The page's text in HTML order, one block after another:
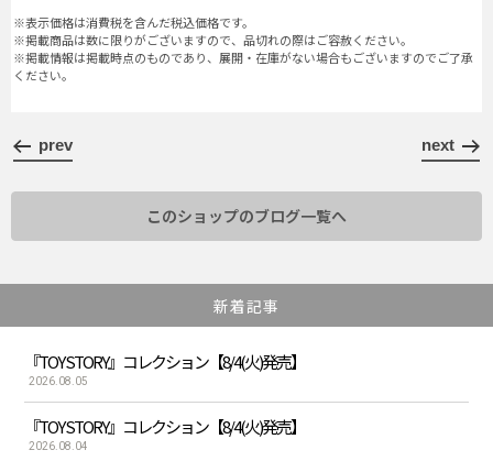
※表示価格は消費税を含んだ税込価格です。
※掲載商品は数に限りがございますので、品切れの際はご容赦ください。
※掲載情報は掲載時点のものであり、展開・在庫がない場合もございますのでご了承
ください。
prev next
このショップのブログ一覧へ
新着記事
『TOY STORY』コレクション【8/4(火)発売】
2026.08.05
『TOY STORY』コレクション【8/4(火)発売】
2026.08.04